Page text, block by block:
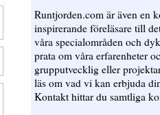
Runtjorden.com är även en
inspirerande föreläsare till
våra specialområden och
prata om våra erfarenheter
grupputvecklig eller
läs om vad vi kan erbjuda
Kontakt hittar du samtliga